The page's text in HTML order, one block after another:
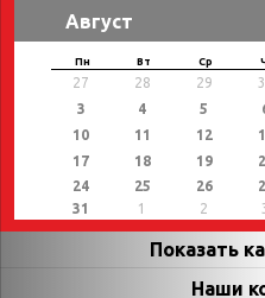
Август
Пн Вт Ср
27 28 29
3
4 5
10
11 12
17
18 19
24
25 26
31
1 2
Показать
Страницы
Наши